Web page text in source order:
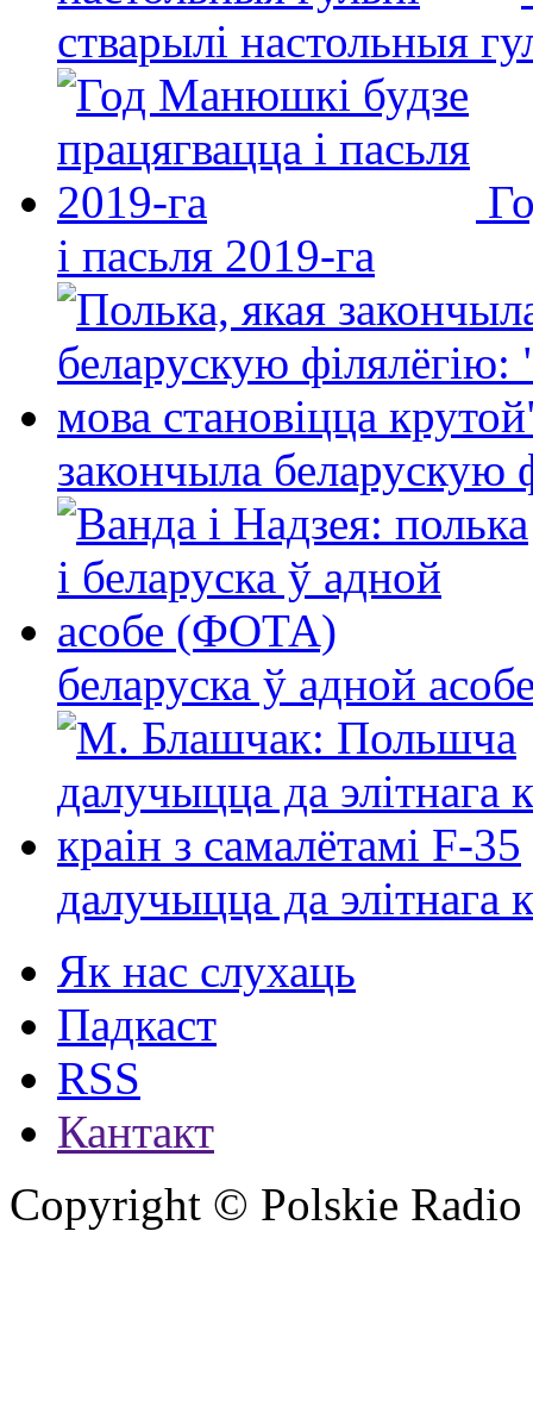
стварылі настольныя
і пасьля 2019-га
закончыла беларускую
беларуска ў адной
далучыцца да элітнага
Як нас слухаць
Падкаст
RSS
Кантакт
Copyright © Polskie